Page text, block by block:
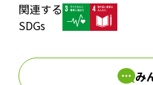
関連する
SDGs
み